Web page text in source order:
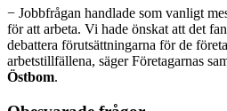
− Jobbfrågan handlade som vanligt
för att arbeta. Vi hade önskat att det
debattera förutsättningarna för de
arbetstillfällena, säger Företagarnas
Östbom.